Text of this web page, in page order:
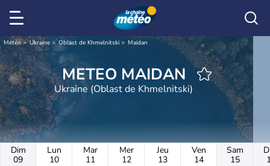
Météo Ukraine Oblast de Khmelnitski Maidan
METEO MAIDAN
Ukraine (Oblast de Khmelnitski)
Dim
09
Lun
10
Mar
11
Mer
12
Jeu
13
Ven
14
Sam
15